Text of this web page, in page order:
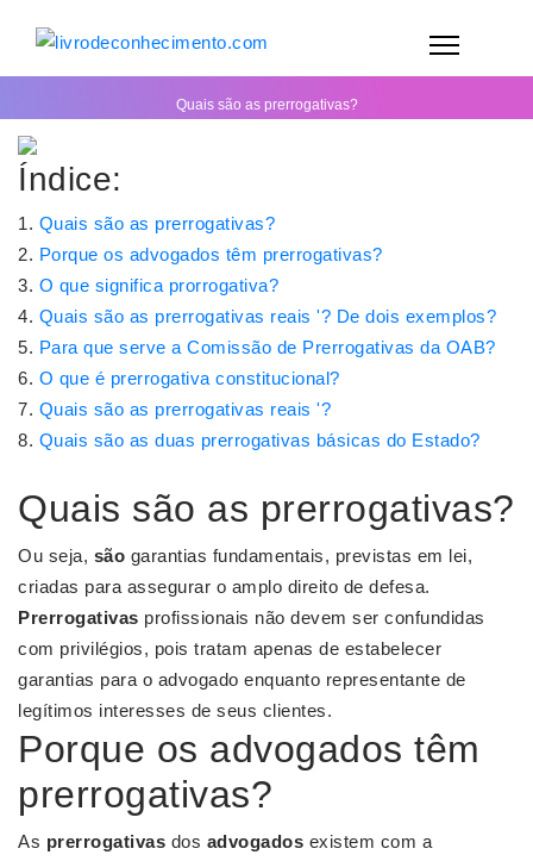
Quais são as prerrogativas?
Índice:
Quais são as prerrogativas?
Porque os advogados têm prerrogativas?
O que significa prorrogativa?
Quais são as prerrogativas reais '? De dois exemplos?
Para que serve a Comissão de Prerrogativas da OAB?
O que é prerrogativa constitucional?
Quais são as prerrogativas reais '?
Quais são as duas prerrogativas básicas do Estado?
Quais são as prerrogativas?
Ou seja, são garantias fundamentais, previstas em lei,
criadas para assegurar o amplo direito de defesa.
Prerrogativas profissionais não devem ser confundidas
com privilégios, pois tratam apenas de estabelecer
garantias para o advogado enquanto representante de
legítimos interesses de seus clientes.
Porque os advogados têm
prerrogativas?
As prerrogativas dos advogados existem com a